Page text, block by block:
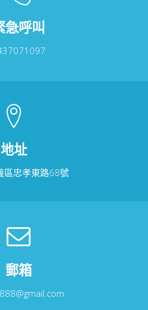
急呼叫
地址
區忠孝東路68號
郵箱